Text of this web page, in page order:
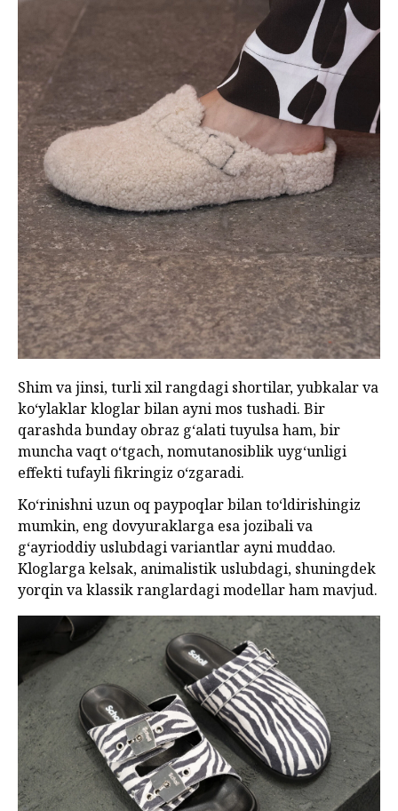
Shim va jinsi, turli xil rangdagi shortilar, yubkalar va
ko‘ylaklar kloglar bilan ayni mos tushadi. Bir
qarashda bunday obraz g‘alati tuyulsa ham, bir
muncha vaqt o‘tgach, nomutanosiblik uyg‘unligi
effekti tufayli fikringiz o‘zgaradi.
Ko‘rinishni uzun oq paypoqlar bilan to‘ldirishingiz
mumkin, eng dovyuraklarga esa jozibali va
g‘ayrioddiy uslubdagi variantlar ayni muddao.
Kloglarga kelsak, animalistik uslubdagi, shuningdek
yorqin va klassik ranglardagi modellar ham mavjud.